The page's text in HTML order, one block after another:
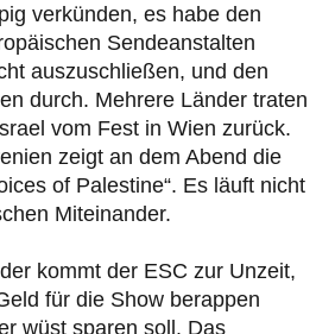
verkünden, es habe den
Sendeanstalten
auszuschließen, und den
durch. Mehrere Länder traten
vom Fest in Wien zurück.
zeigt an dem Abend die
of Palestine“. Es läuft nicht
Miteinander.
kommt der ESC zur Unzeit,
für die Show berappen
wüst sparen soll. Das